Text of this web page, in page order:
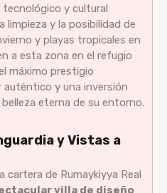
y cultural
limpieza y la posibilidad de
y playas tropicales en
a esta zona en el refugio
máximo prestigio
auténtico y una inversión
eterna de su entorno.
y Vistas a
cartera de Rumaykiyya Real
villa de diseño